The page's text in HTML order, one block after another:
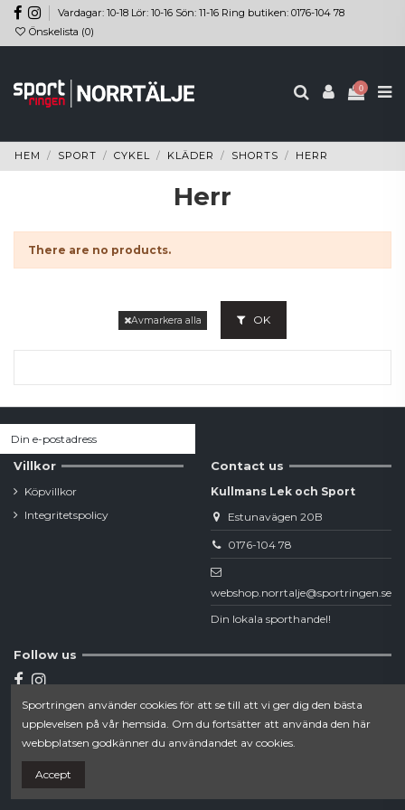
Vardagar: 10-18 Lör: 10-16 Sön: 11-16 Ring butiken: 0176-104 78
Önskelista (0)
0
HEM SPORT CYKEL KLÄDER SHORTS HERR
Herr
There are no products.
Avmarkera alla OK
Villkor
Köpvillkor
Integritetspolicy
Contact us
Kullmans Lek och Sport
Estunavägen 20B
0176-104 78
webshop.norrtalje@sportringen.se
Din lokala sporthandel!
Follow us
Newsletter
Sportringen använder cookies för att se till att vi ger dig den bästa
upplevelsen på vår hemsida. Om du fortsätter att använda den här
webbplatsen godkänner du användandet av cookies.
Accept